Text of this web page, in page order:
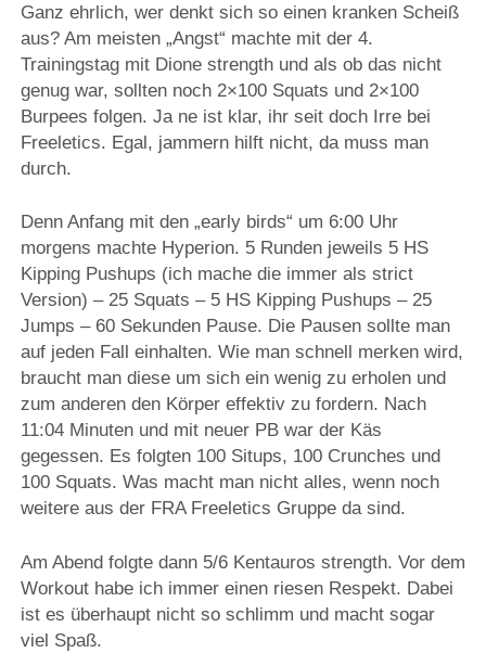
Ganz ehrlich, wer denkt sich so einen kranken Scheiß
aus? Am meisten „Angst“ machte mit der 4.
Trainingstag mit Dione strength und als ob das nicht
genug war, sollten noch 2×100 Squats und 2×100
Burpees folgen. Ja ne ist klar, ihr seit doch Irre bei
Freeletics. Egal, jammern hilft nicht, da muss man
durch.
Denn Anfang mit den „early birds“ um 6:00 Uhr
morgens machte Hyperion. 5 Runden jeweils 5 HS
Kipping Pushups (ich mache die immer als strict
Version) – 25 Squats – 5 HS Kipping Pushups – 25
Jumps – 60 Sekunden Pause. Die Pausen sollte man
auf jeden Fall einhalten. Wie man schnell merken wird,
braucht man diese um sich ein wenig zu erholen und
zum anderen den Körper effektiv zu fordern. Nach
11:04 Minuten und mit neuer PB war der Käs
gegessen. Es folgten 100 Situps, 100 Crunches und
100 Squats. Was macht man nicht alles, wenn noch
weitere aus der FRA Freeletics Gruppe da sind.
Am Abend folgte dann 5/6 Kentauros strength. Vor dem
Workout habe ich immer einen riesen Respekt. Dabei
ist es überhaupt nicht so schlimm und macht sogar
viel Spaß.